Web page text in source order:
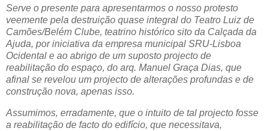
Serve o presente para apresentarmos o nosso protesto
veemente pela destruição quase integral do Teatro Luiz de
Camões/Belém Clube, teatrino histórico sito da Calçada da
Ajuda, por iniciativa da empresa municipal SRU-Lisboa
Ocidental e ao abrigo de um suposto projecto de
reabilitação do espaço, do arq. Manuel Graça Dias, que
afinal se revelou um projecto de alterações profundas e de
construção nova, apenas isso.
Assumimos, erradamente, que o intuito de tal projecto fosse
a reabilitação de facto do edifício, que necessitava,